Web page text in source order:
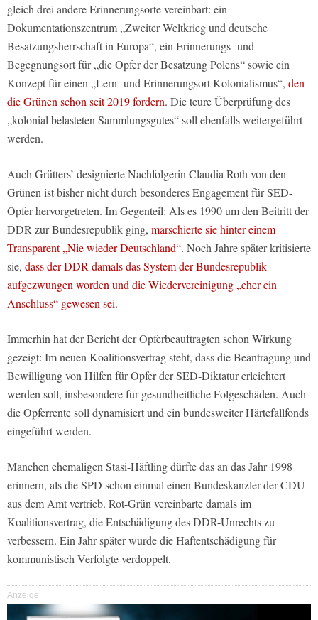
gleich drei andere Erinnerungsorte vereinbart: ein
Dokumentationszentrum „Zweiter Weltkrieg und deutsche
Besatzungsherrschaft in Europa“, ein Erinnerungs- und
Begegnungsort für „die Opfer der Besatzung Polens“ sowie ein
Konzept für einen „Lern- und Erinnerungsort Kolonialismus“, den
die Grünen schon seit 2019 fordern. Die teure Überprüfung des
„kolonial belasteten Sammlungsgutes“ soll ebenfalls weitergeführt
werden.
Auch Grütters’ designierte Nachfolgerin Claudia Roth von den
Grünen ist bisher nicht durch besonderes Engagement für SED-
Opfer hervorgetreten. Im Gegenteil: Als es 1990 um den Beitritt der
DDR zur Bundesrepublik ging, marschierte sie hinter einem
Transparent „Nie wieder Deutschland“. Noch Jahre später kritisierte
sie, dass der DDR damals das System der Bundesrepublik
aufgezwungen worden und die Wiedervereinigung „eher ein
Anschluss“ gewesen sei.
Immerhin hat der Bericht der Opferbeauftragten schon Wirkung
gezeigt: Im neuen Koalitionsvertrag steht, dass die Beantragung und
Bewilligung von Hilfen für Opfer der SED-Diktatur erleichtert
werden soll, insbesondere für gesundheitliche Folgeschäden. Auch
die Opferrente soll dynamisiert und ein bundesweiter Härtefallfonds
eingeführt werden.
Manchen ehemaligen Stasi-Häftling dürfte das an das Jahr 1998
erinnern, als die SPD schon einmal einen Bundeskanzler der CDU
aus dem Amt vertrieb. Rot-Grün vereinbarte damals im
Koalitionsvertrag, die Entschädigung des DDR-Unrechts zu
verbessern. Ein Jahr später wurde die Haftentschädigung für
kommunistisch Verfolgte verdoppelt.
Anzeige